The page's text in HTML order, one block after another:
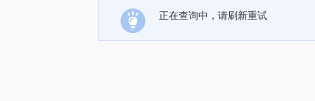
正在查询中，请刷新重试